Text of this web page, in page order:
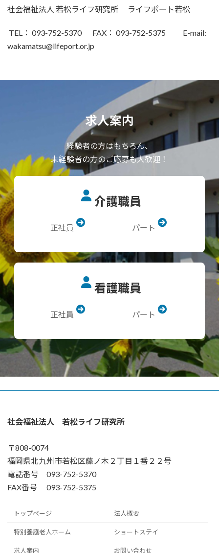
社会福祉法人 若松ライフ研究所 ライフポート若松
TEL： 093-752-5370 FAX： 093-752-5375 E-mail:
wakamatsu@lifeport.or.jp
求人案内
経験者の方はもちろん、
未経験者の方のご応募も大歓迎！
介護職員
正社員 パート
看護職員
正社員 パート
社会福祉法人 若松ライフ研究所
〒808-0074
福岡県北九州市若松区藤ノ木２丁目１番２２号
電話番号 093-752-5370
FAX番号 093-752-5375
トップページ 法人概要
特別養護老人ホーム ショートステイ
求人案内 お問い合わせ